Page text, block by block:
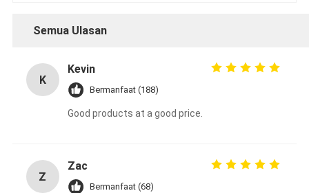
Semua Ulasan
K
Kevin
Bermanfaat (188)
Good products at a good price.
Z
Zac
Bermanfaat (68)